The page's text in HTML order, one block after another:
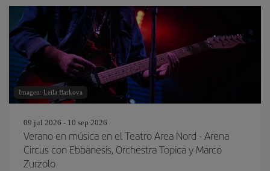
Imagen: Leila Barkova
09 jul 2026 - 10 sep 2026
Verano en música en el Teatro Area Nord - Arena
Circus con Ebbanesis, Orchestra Topica y Marco
Zurzolo